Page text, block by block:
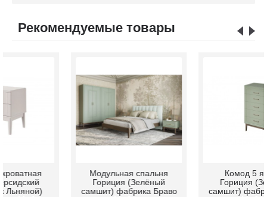
Рекомендуемые товары
Модульная спальня
Гориция (Зелёный
самшит) фабрика Браво
Комод 5 ящиков
Гориция (Зелёный
самшит) фабрика Браво